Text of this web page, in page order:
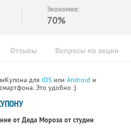
Экономия:
70%
Отзывы Вопросы по акции
для IOS или Android и
Это удобно :)
от Деда Мороза от студии